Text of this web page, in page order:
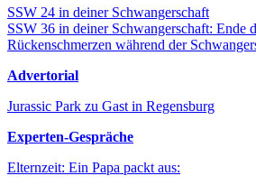
SSW 24 in deiner Schwangerschaft
SSW 36 in deiner Schwangerschaft: Ende
Rückenschmerzen während der
Advertorial
Jurassic Park zu Gast in Regensburg
Experten-Gespräche
Elternzeit: Ein Papa packt aus: